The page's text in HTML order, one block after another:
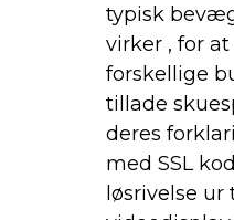
typisk
virker , for
forskellige
tillade
deres
med SSL
løsrivelse